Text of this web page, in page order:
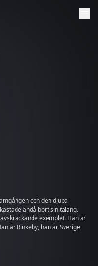
och den djupa
exemplet. Han är